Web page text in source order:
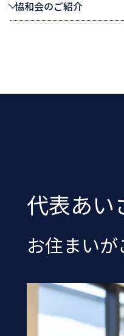
協和会のご紹介
代表あい
お住まい